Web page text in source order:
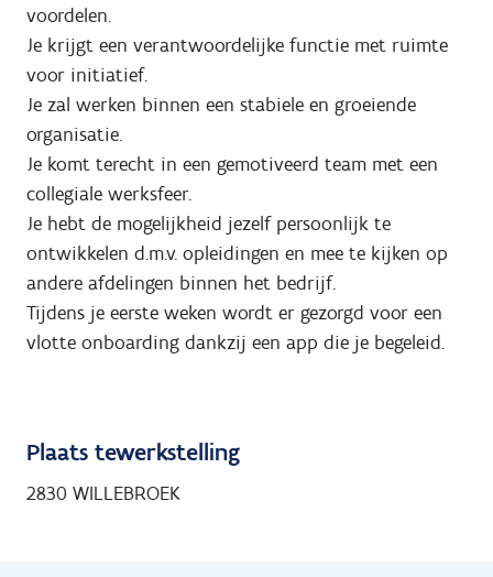
voordelen.
Je krijgt een verantwoordelijke functie met ruimte
voor initiatief.
Je zal werken binnen een stabiele en groeiende
organisatie.
Je komt terecht in een gemotiveerd team met een
collegiale werksfeer.
Je hebt de mogelijkheid jezelf persoonlijk te
ontwikkelen d.m.v. opleidingen en mee te kijken op
andere afdelingen binnen het bedrijf.
Tijdens je eerste weken wordt er gezorgd voor een
vlotte onboarding dankzij een app die je begeleid.
Plaats tewerkstelling
2830 WILLEBROEK